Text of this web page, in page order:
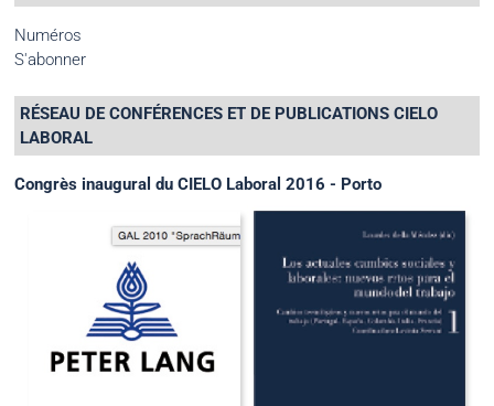
Numéros
S'abonner
RÉSEAU DE CONFÉRENCES ET DE PUBLICATIONS CIELO
LABORAL
Congrès inaugural du CIELO Laboral 2016 - Porto